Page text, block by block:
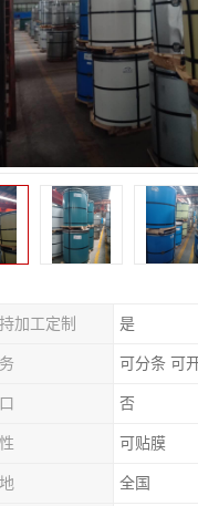
加工定制 是
可分条 可
否
可贴膜
全国